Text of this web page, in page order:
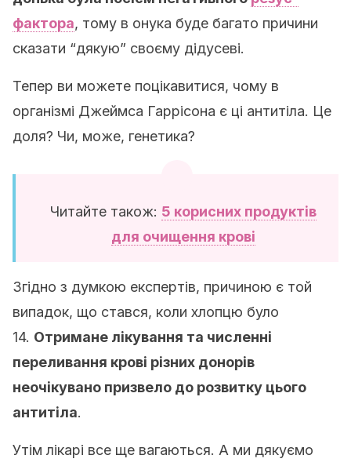
фактора, тому в онука буде багато причини
сказати “дякую” своєму дідусеві.
Тепер ви можете поцікавитися, чому в
організмі Джеймса Гаррісона є ці антитіла. Це
доля? Чи, може, генетика?
Читайте також: 5 корисних продуктів
для очищення крові
Згідно з думкою експертів, причиною є той
випадок, що стався, коли хлопцю було
14. Отримане лікування та численні
переливання крові різних донорів
неочікувано призвело до розвитку цього
антитіла.
Утім лікарі все ще вагаються. А ми дякуємо